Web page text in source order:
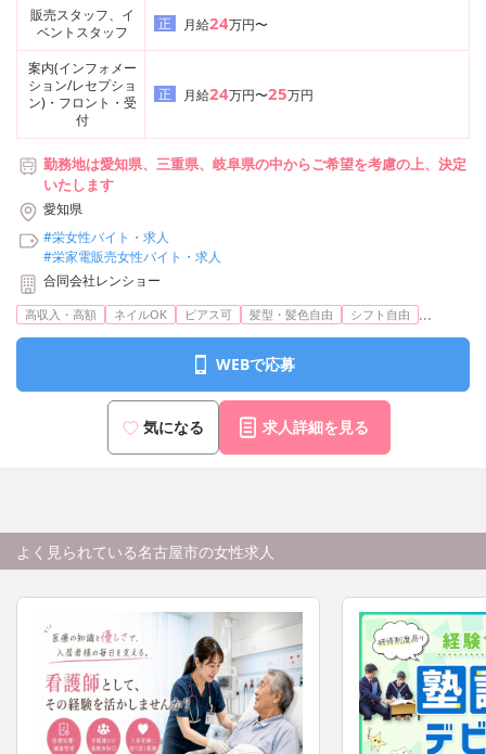
販売スタッフ、イ
ベントスタッフ
正 月給24万円〜
案内(インフォメー
ション/レセプショ
ン)・フロント・受
付
正 月給24万円〜25万円
勤務地は愛知県、三重県、岐阜県の中からご希望を考慮の上、決定
いたします
愛知県
#栄女性バイト・求人
#栄家電販売女性バイト・求人
合同会社レンショー
高収入・高額 ネイルOK ピアス可 髪型・髪色自由 シフト自由 ...
WEBで応募
気になる 求人詳細を見る
よく見られている名古屋市の女性求人